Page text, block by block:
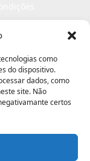
como
do dispositivo.
dados, como
site. Não
certos